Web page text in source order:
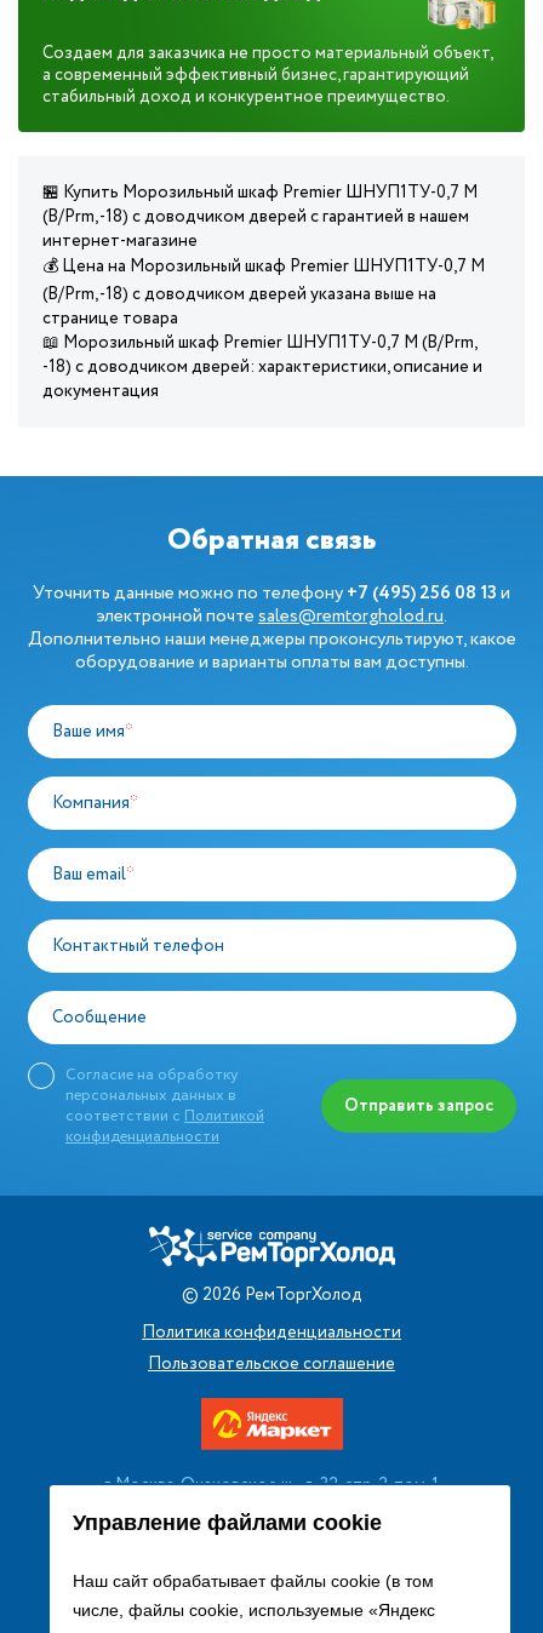
Управление файлами cookie
Наш сайт обрабатывает файлы cookie (в том
числе, файлы cookie, используемые «Яндекс
Создаем для заказчика не просто материальный объект,
а современный эффективный бизнес, гарантирующий
стабильный доход и конкурентное преимущество.
🏪 Купить Морозильный шкаф Premier ШНУП1ТУ-0,7 М
(В/Prm, -18) с доводчиком дверей с гарантией в нашем
интернет-магазине
💰 Цена на Морозильный шкаф Premier ШНУП1ТУ-0,7 М
(В/Prm, -18) с доводчиком дверей указана выше на
странице товара
📖 Морозильный шкаф Premier ШНУП1ТУ-0,7 М (В/Prm,
-18) с доводчиком дверей: характеристики, описание и
документация
Обратная связь
Уточнить данные можно по телефону+7 (495) 256 08 13и
электронной почтеsales@remtorgholod.ru.
Дополнительно наши менеджеры проконсультируют, какое
оборудование и варианты оплаты вам доступны.
Ваше имя*
Компания*
Ваш email*
Контактный телефон
Сообщение
Согласие на обработку
персональных данных в
соответствии с Политикой
конфиденциальности
Отправить запрос
© 2026 РемТоргХолод
Политика конфиденциальности
Пользовательское соглашение
г. Москва, Очаковское ш., д. 32, стр. 2, пом. 1
+7 (495) 256 08 13
Заказать звонок
sales@remtorgholod.ru